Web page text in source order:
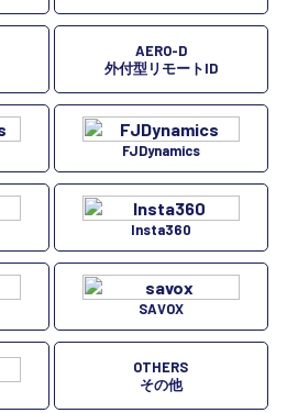
AERO-D
外付型リモートID
FJDynamics
Insta360
SAVOX
OTHERS
その他